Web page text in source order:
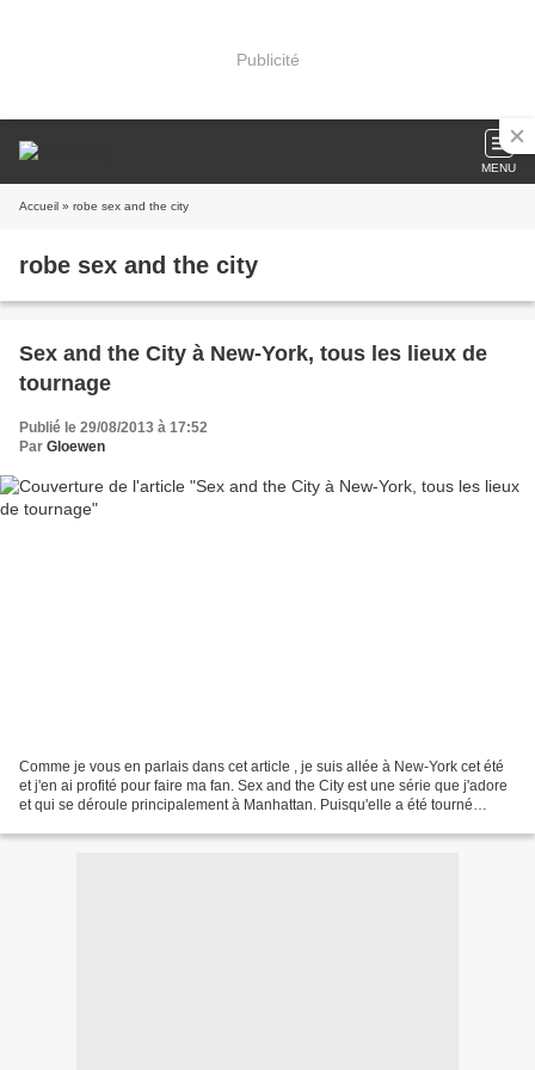
Publicité
MENU
Accueil » robe sex and the city
robe sex and the city
Sex and the City à New-York, tous les lieux de
tournage
Publié le 29/08/2013 à 17:52
Par Gloewen
Comme je vous en parlais dans cet article , je suis allée à New-York cet été
et j'en ai profité pour faire ma fan. Sex and the City est une série que j'adore
et qui se déroule principalement à Manhattan. Puisqu'elle a été tourné